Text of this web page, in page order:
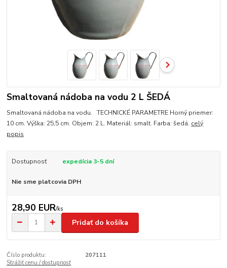
Smaltovaná nádoba na vodu 2 L ŠEDÁ
Smaltovaná nádoba na vodu. TECHNICKÉ PARAMETRE Horný priemer:
10 cm. Výška: 25,5 cm. Objem: 2 L. Materiál: smalt. Farba: šedá. celý
popis
Dostupnosť expedícia 3-5 dní
Nie sme platcovia DPH
28,90 EUR/ks
Pridať do košíka
Číslo produktu:
207111
Strážiť cenu / dostupnosť